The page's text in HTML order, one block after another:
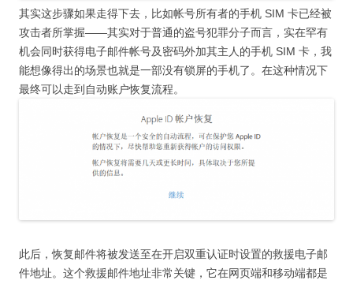
其实这步骤如果走得下去，比如帐号所有者的手机 SIM 卡已经被
攻击者所掌握——其实对于普通的盗号犯罪分子而言，实在罕有
机会同时获得电子邮件帐号及密码外加其主人的手机 SIM 卡，我
能想像得出的场景也就是一部没有锁屏的手机了。在这种情况下
最终可以走到自动账户恢复流程。
此后，恢复邮件将被发送至在开启双重认证时设置的救援电子邮
件地址。这个救援邮件地址非常关键，它在网页端和移动端都是